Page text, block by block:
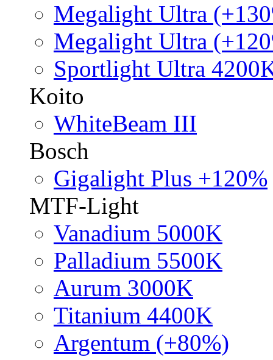
Megalight Ultra
Megalight Ultra
Sportlight Ultra
Koito
WhiteBeam III
Bosch
Gigalight Plus +120%
MTF-Light
Vanadium 5000K
Palladium 5500K
Aurum 3000K
Titanium 4400K
Argentum (+80%)